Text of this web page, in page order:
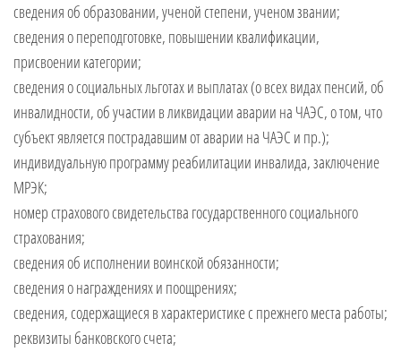
сведения об образовании, ученой степени, ученом звании;
сведения о переподготовке, повышении квалификации,
присвоении категории;
сведения о социальных льготах и выплатах (о всех видах пенсий, об
инвалидности, об участии в ликвидации аварии на ЧАЭС, о том, что
субъект является пострадавшим от аварии на ЧАЭС и пр.);
индивидуальную программу реабилитации инвалида, заключение
МРЭК;
номер страхового свидетельства государственного социального
страхования;
сведения об исполнении воинской обязанности;
сведения о награждениях и поощрениях;
сведения, содержащиеся в характеристике с прежнего места работы;
реквизиты банковского счета;